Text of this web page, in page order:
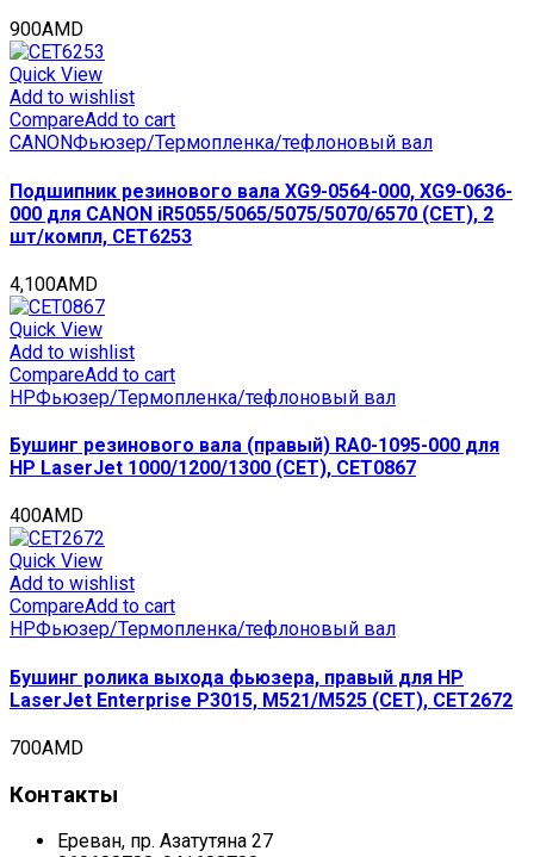
900AMD
Quick View
Add to wishlist
CompareAdd to cart
CANONФьюзер/Термопленка/тефлоновый вал
Подшипник резинового вала XG9-0564-000, XG9-0636-
000 для CANON iR5055/5065/5075/5070/6570 (CET), 2
шт/компл, CET6253
4,100AMD
Quick View
Add to wishlist
CompareAdd to cart
HPФьюзер/Термопленка/тефлоновый вал
Бушинг резинового вала (правый) RA0-1095-000 для
HP LaserJet 1000/1200/1300 (CET), CET0867
400AMD
Quick View
Add to wishlist
CompareAdd to cart
HPФьюзер/Термопленка/тефлоновый вал
Бушинг ролика выхода фьюзера, правый для HP
LaserJet Enterprise P3015, M521/M525 (CET), CET2672
700AMD
Контакты
Ереван, пр. Азатутяна 27